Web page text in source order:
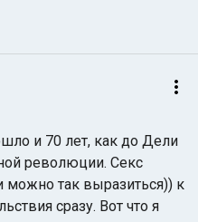
и 70 лет, как до Дели
революции. Секс
можно так выразиться)) к
сразу. Вот что я